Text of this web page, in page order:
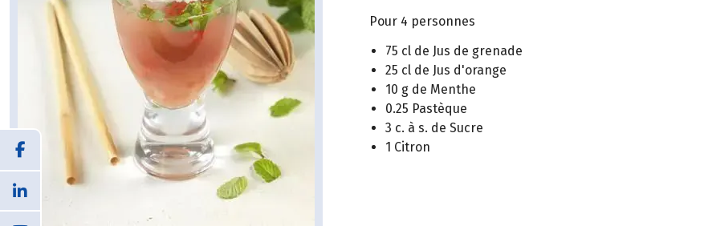
Pour 4 personnes
75 cl de Jus de grenade
25 cl de Jus d'orange
10 g de Menthe
0.25 Pastèque
3 c. à s. de Sucre
1 Citron